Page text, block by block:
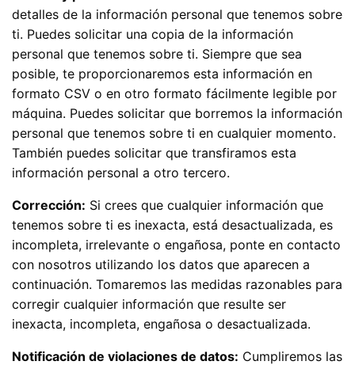
detalles de la información personal que tenemos sobre
ti. Puedes solicitar una copia de la información
personal que tenemos sobre ti. Siempre que sea
posible, te proporcionaremos esta información en
formato CSV o en otro formato fácilmente legible por
máquina. Puedes solicitar que borremos la información
personal que tenemos sobre ti en cualquier momento.
También puedes solicitar que transfiramos esta
información personal a otro tercero.
Corrección: Si crees que cualquier información que
tenemos sobre ti es inexacta, está desactualizada, es
incompleta, irrelevante o engañosa, ponte en contacto
con nosotros utilizando los datos que aparecen a
continuación. Tomaremos las medidas razonables para
corregir cualquier información que resulte ser
inexacta, incompleta, engañosa o desactualizada.
Notificación de violaciones de datos: Cumpliremos las